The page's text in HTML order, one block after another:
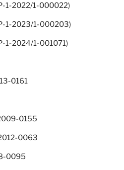
1-2022/1-000022)
1-2023/1-000203)
1-2024/1-001071)
0161
0155
0063
0095